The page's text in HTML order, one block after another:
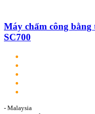
Máy chấm công
SC700
- Malaysia